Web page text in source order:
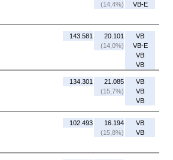
(14,4%)
VB-E
143.581
20.101
(14,0%)
VB
VB-E
VB
VB
134.301
21.085
(15,7%)
VB
VB
VB
102.493
16.194
(15,8%)
VB
VB